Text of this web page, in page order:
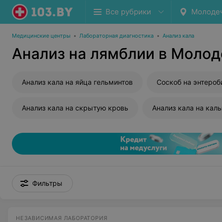
Все рубрики
Медицинские центры • Лабораторная диагностика • Анализ кала
Анализ на лямблии в
Анализ кала на яйца гельминтов Соскоб на
Анализ кала на скрытую кровь Анализ кала на
Фильтры
НЕЗАВИСИМАЯ ЛАБОРАТОРИЯ